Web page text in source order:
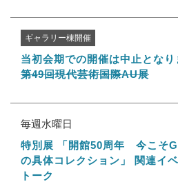
ギャラリー棟開催
当初会期での開催は中止となり
第49回現代芸術国際AU展
毎週水曜日
特別展 「開館50周年 今こそ
の具体コレクション」 関連イ
トーク